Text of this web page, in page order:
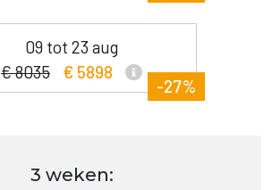
09 tot 23 aug
€ 8035
€ 5898
-27%
3 weken: